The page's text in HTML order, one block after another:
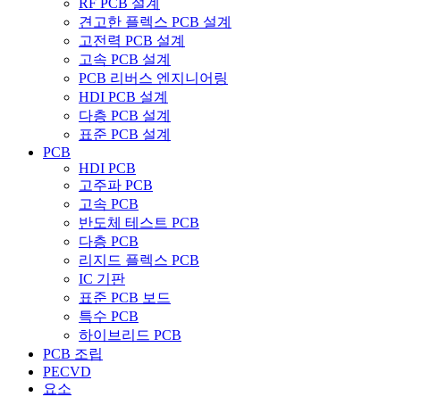
RF PCB 설계
견고한 플렉스 PCB 설계
고전력 PCB 설계
고속 PCB 설계
PCB 리버스 엔지니어링
HDI PCB 설계
다층 PCB 설계
표준 PCB 설계
PCB
HDI PCB
고주파 PCB
고속 PCB
반도체 테스트 PCB
다층 PCB
리지드 플렉스 PCB
IC 기판
표준 PCB 보드
특수 PCB
하이브리드 PCB
PCB 조립
PECVD
요소